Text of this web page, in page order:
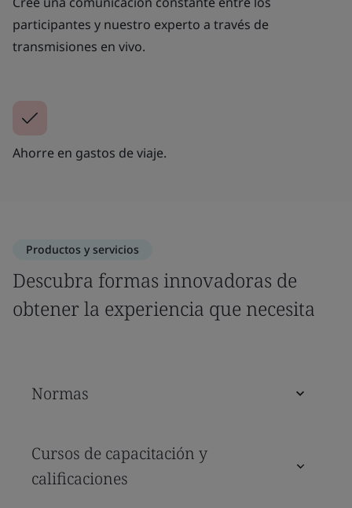
participantes y nuestro experto a través de
transmisiones en vivo.
Ahorre en gastos de viaje.
Productos y servicios
Descubra formas innovadoras de
obtener la experiencia que necesita
Normas
Cursos de capacitación y
calificaciones